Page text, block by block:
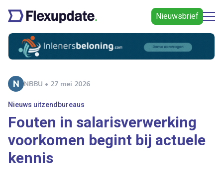
Nieuwsbrief
NBBU • 27 mei 2026
Nieuws uitzendbureaus
Fouten in salarisverwerking
voorkomen begint bij actuele
kennis